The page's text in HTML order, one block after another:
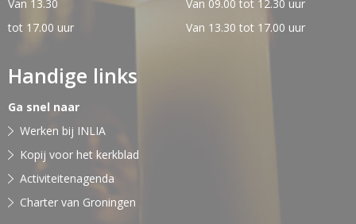
Van 13.30
tot 17.00 uur
Van 09.00 tot 12.30 uur
Van 13.30 tot 17.00 uur
Handige links
Ga snel naar
Werken bij INLIA
Kopij voor het kerkblad
Activiteitenagenda
Charter van Groningen